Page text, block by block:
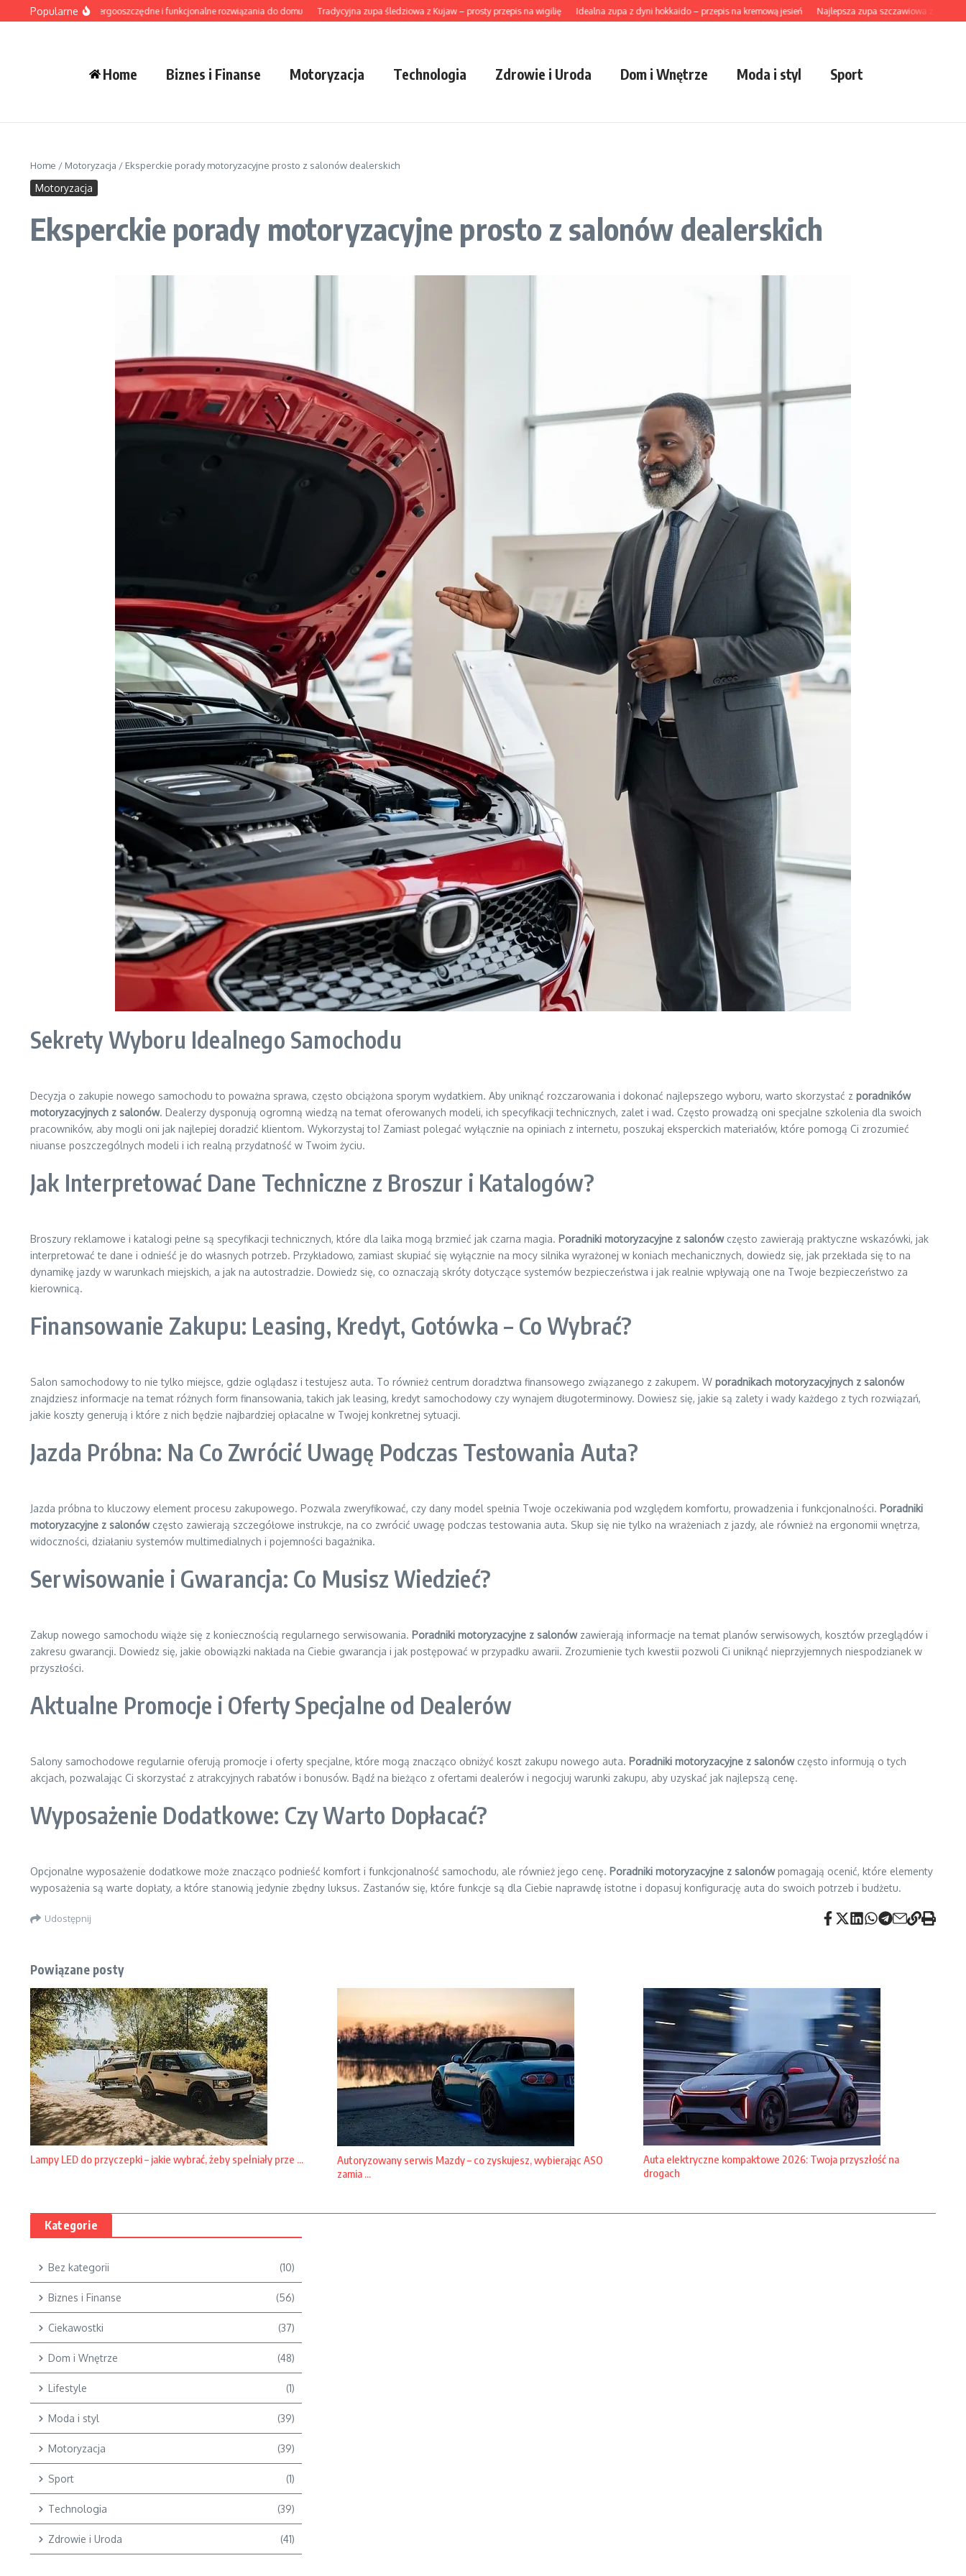
Przejdź do treści
Popularne
LED – energooszczędne i funkcjonalne rozwiązania do domu Tradycyjna zupa śledziowa z Kujaw – prosty przepis na wigilię Idealna zupa z dyni hokkaido – przepis na kremową jesień Najlepsza zupa szczawiowa z ziemniakami
Home Biznes i Finanse Motoryzacja Technologia Zdrowie i Uroda Dom i Wnętrze Moda i styl Sport
Home / Motoryzacja / Eksperckie porady motoryzacyjne prosto z salonów dealerskich
Motoryzacja
Eksperckie porady motoryzacyjne prosto z salonów dealerskich
Sekrety Wyboru Idealnego Samochodu
Decyzja o zakupie nowego samochodu to poważna sprawa, często obciążona sporym wydatkiem. Aby uniknąć rozczarowania i dokonać najlepszego wyboru, warto skorzystać z poradników
motoryzacyjnych z salonów. Dealerzy dysponują ogromną wiedzą na temat oferowanych modeli, ich specyfikacji technicznych, zalet i wad. Często prowadzą oni specjalne szkolenia dla swoich
pracowników, aby mogli oni jak najlepiej doradzić klientom. Wykorzystaj to! Zamiast polegać wyłącznie na opiniach z internetu, poszukaj eksperckich materiałów, które pomogą Ci zrozumieć
niuanse poszczególnych modeli i ich realną przydatność w Twoim życiu.
Jak Interpretować Dane Techniczne z Broszur i Katalogów?
Broszury reklamowe i katalogi pełne są specyfikacji technicznych, które dla laika mogą brzmieć jak czarna magia. Poradniki motoryzacyjne z salonówczęsto zawierają praktyczne wskazówki, jak
interpretować te dane i odnieść je do własnych potrzeb. Przykładowo, zamiast skupiać się wyłącznie na mocy silnika wyrażonej w koniach mechanicznych, dowiedz się, jak przekłada się to na
dynamikę jazdy w warunkach miejskich, a jak na autostradzie. Dowiedz się, co oznaczają skróty dotyczące systemów bezpieczeństwa i jak realnie wpływają one na Twoje bezpieczeństwo za
kierownicą.
Finansowanie Zakupu: Leasing, Kredyt, Gotówka – Co Wybrać?
Salon samochodowy to nie tylko miejsce, gdzie oglądasz i testujesz auta. To również centrum doradztwa finansowego związanego z zakupem. W poradnikach motoryzacyjnych z salonów
znajdziesz informacje na temat różnych form finansowania, takich jak leasing, kredyt samochodowy czy wynajem długoterminowy. Dowiesz się, jakie są zalety i wady każdego z tych rozwiązań,
jakie koszty generują i które z nich będzie najbardziej opłacalne w Twojej konkretnej sytuacji.
Jazda Próbna: Na Co Zwrócić Uwagę Podczas Testowania Auta?
Jazda próbna to kluczowy element procesu zakupowego. Pozwala zweryfikować, czy dany model spełnia Twoje oczekiwania pod względem komfortu, prowadzenia i funkcjonalności. Poradniki
motoryzacyjne z salonówczęsto zawierają szczegółowe instrukcje, na co zwrócić uwagę podczas testowania auta. Skup się nie tylko na wrażeniach z jazdy, ale również na ergonomii wnętrza,
widoczności, działaniu systemów multimedialnych i pojemności bagażnika.
Serwisowanie i Gwarancja: Co Musisz Wiedzieć?
Zakup nowego samochodu wiąże się z koniecznością regularnego serwisowania. Poradniki motoryzacyjne z salonówzawierają informacje na temat planów serwisowych, kosztów przeglądów i
zakresu gwarancji. Dowiedz się, jakie obowiązki nakłada na Ciebie gwarancja i jak postępować w przypadku awarii. Zrozumienie tych kwestii pozwoli Ci uniknąć nieprzyjemnych niespodzianek w
przyszłości.
Aktualne Promocje i Oferty Specjalne od Dealerów
Salony samochodowe regularnie oferują promocje i oferty specjalne, które mogą znacząco obniżyć koszt zakupu nowego auta. Poradniki motoryzacyjne z salonówczęsto informują o tych
akcjach, pozwalając Ci skorzystać z atrakcyjnych rabatów i bonusów. Bądź na bieżąco z ofertami dealerów i negocjuj warunki zakupu, aby uzyskać jak najlepszą cenę.
Wyposażenie Dodatkowe: Czy Warto Dopłacać?
Opcjonalne wyposażenie dodatkowe może znacząco podnieść komfort i funkcjonalność samochodu, ale również jego cenę. Poradniki motoryzacyjne z salonówpomagają ocenić, które elementy
wyposażenia są warte dopłaty, a które stanowią jedynie zbędny luksus. Zastanów się, które funkcje są dla Ciebie naprawdę istotne i dopasuj konfigurację auta do swoich potrzeb i budżetu.
Udostępnij
Powiązane posty
Lampy LED do przyczepki – jakie wybrać, żeby spełniały prze ...
Autoryzowany serwis Mazdy – co zyskujesz, wybierając ASO
zamia ...
Auta elektryczne kompaktowe 2026: Twoja przyszłość na
drogach
Kategorie
Bez kategorii (10)
Biznes i Finanse (56)
Ciekawostki (37)
Dom i Wnętrze (48)
Lifestyle (1)
Moda i styl (39)
Motoryzacja (39)
Sport (1)
Technologia (39)
Zdrowie i Uroda (41)